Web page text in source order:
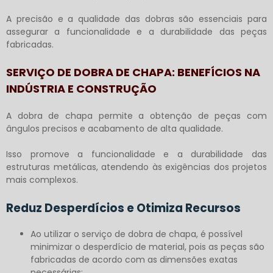
A precisão e a qualidade das dobras são essenciais para
assegurar a funcionalidade e a durabilidade das peças
fabricadas.
SERVIÇO DE DOBRA DE CHAPA: BENEFÍCIOS NA
INDÚSTRIA E CONSTRUÇÃO
A dobra de chapa permite a obtenção de peças com
ângulos precisos e acabamento de alta qualidade.
Isso promove a funcionalidade e a durabilidade das
estruturas metálicas, atendendo às exigências dos projetos
mais complexos.
Reduz Desperdícios e Otimiza Recursos
Ao utilizar o serviço de dobra de chapa, é possível
minimizar o desperdício de material, pois as peças são
fabricadas de acordo com as dimensões exatas